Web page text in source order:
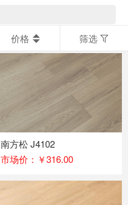
价格 筛选
南方松 J4102
市场价：￥316.00